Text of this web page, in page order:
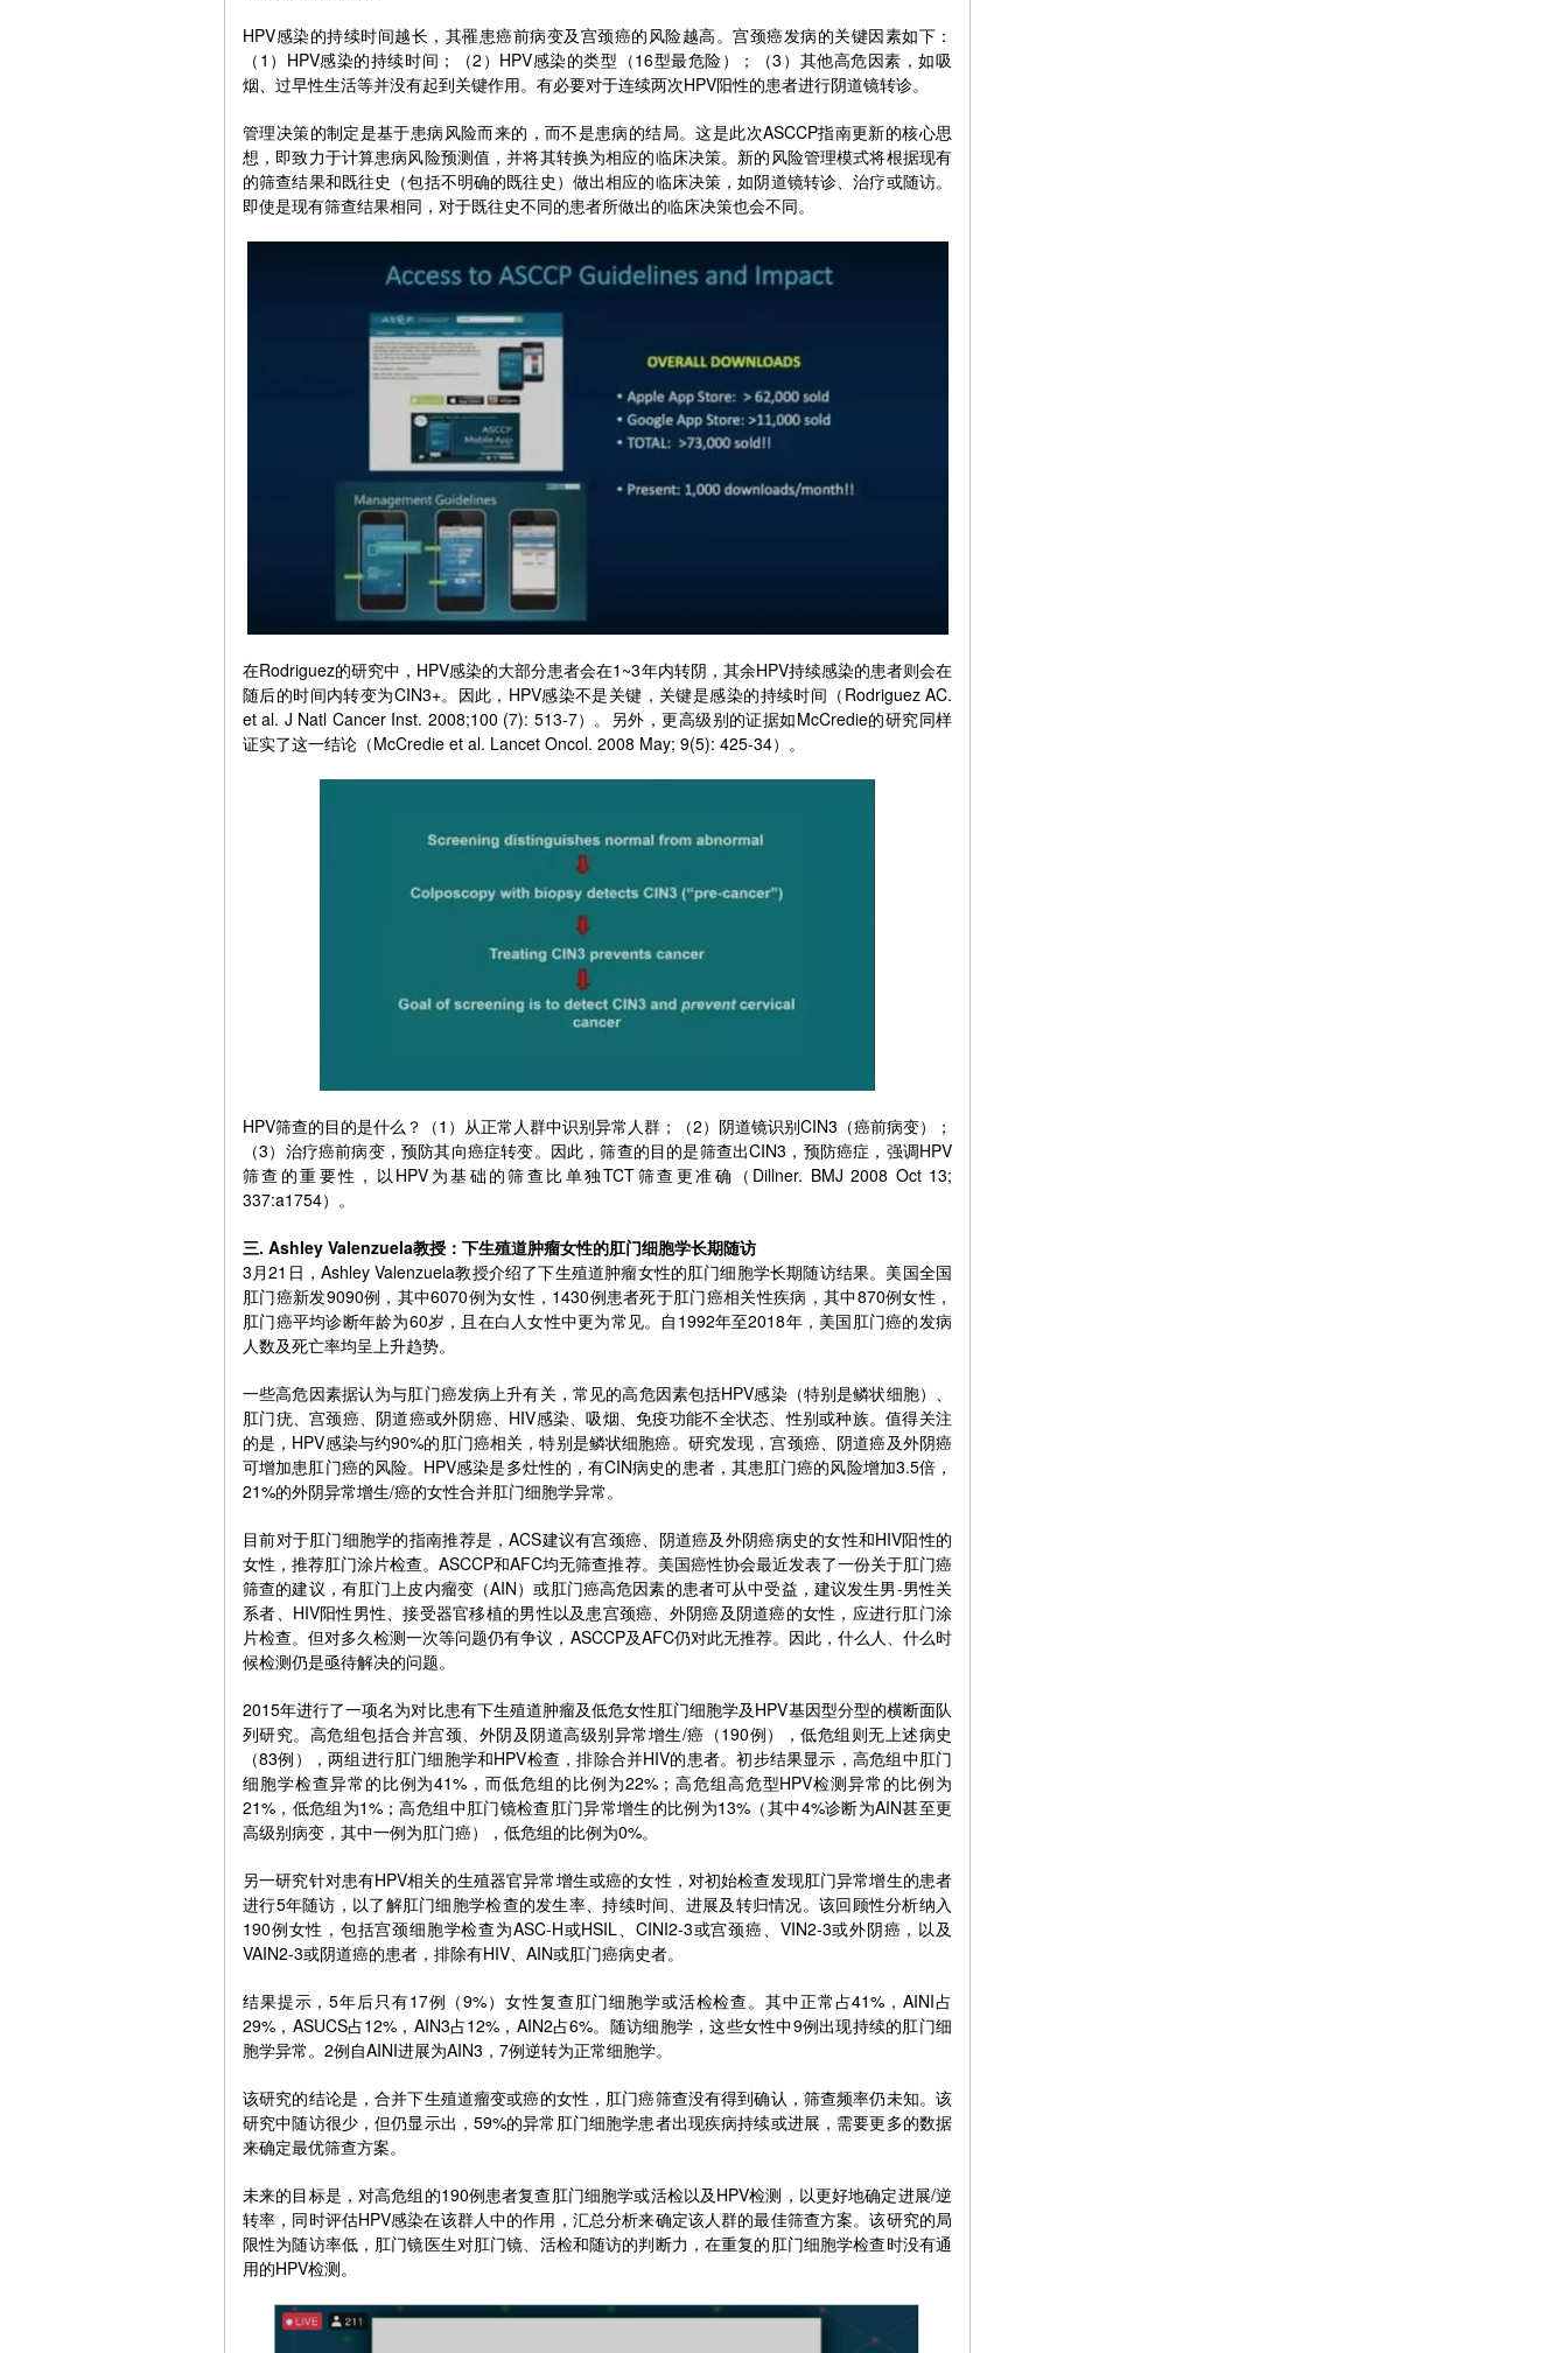
HPV感染的持续时间越长，其罹患癌前病变及宫颈癌的风险越高。宫颈癌发病的关键因素如下：
（1）HPV感染的持续时间；（2）HPV感染的类型（16型最危险）；（3）其他高危因素，如吸
烟、过早性生活等并没有起到关键作用。有必要对于连续两次HPV阳性的患者进行阴道镜转诊。
管理决策的制定是基于患病风险而来的，而不是患病的结局。这是此次ASCCP指南更新的核心思
想，即致力于计算患病风险预测值，并将其转换为相应的临床决策。新的风险管理模式将根据现有
的筛查结果和既往史（包括不明确的既往史）做出相应的临床决策，如阴道镜转诊、治疗或随访。
即使是现有筛查结果相同，对于既往史不同的患者所做出的临床决策也会不同。
在Rodriguez的研究中，HPV感染的大部分患者会在1~3年内转阴，其余HPV持续感染的患者则会在
随后的时间内转变为CIN3+。因此，HPV感染不是关键，关键是感染的持续时间（Rodriguez AC.
et al. J Natl Cancer Inst. 2008;100 (7): 513-7）。另外，更高级别的证据如McCredie的研究同样
证实了这一结论（McCredie et al. Lancet Oncol. 2008 May; 9(5): 425-34）。
HPV筛查的目的是什么？（1）从正常人群中识别异常人群；（2）阴道镜识别CIN3（癌前病变）；
（3）治疗癌前病变，预防其向癌症转变。因此，筛查的目的是筛查出CIN3，预防癌症，强调HPV
筛查的重要性，以HPV为基础的筛查比单独TCT筛查更准确（Dillner. BMJ 2008 Oct 13;
337:a1754）。
三. Ashley Valenzuela教授：下生殖道肿瘤女性的肛门细胞学长期随访
3月21日，Ashley Valenzuela教授介绍了下生殖道肿瘤女性的肛门细胞学长期随访结果。美国全国
肛门癌新发9090例，其中6070例为女性，1430例患者死于肛门癌相关性疾病，其中870例女性，
肛门癌平均诊断年龄为60岁，且在白人女性中更为常见。自1992年至2018年，美国肛门癌的发病
人数及死亡率均呈上升趋势。
一些高危因素据认为与肛门癌发病上升有关，常见的高危因素包括HPV感染（特别是鳞状细胞）、
肛门疣、宫颈癌、阴道癌或外阴癌、HIV感染、吸烟、免疫功能不全状态、性别或种族。值得关注
的是，HPV感染与约90%的肛门癌相关，特别是鳞状细胞癌。研究发现，宫颈癌、阴道癌及外阴癌
可增加患肛门癌的风险。HPV感染是多灶性的，有CIN病史的患者，其患肛门癌的风险增加3.5倍，
21%的外阴异常增生/癌的女性合并肛门细胞学异常。
目前对于肛门细胞学的指南推荐是，ACS建议有宫颈癌、阴道癌及外阴癌病史的女性和HIV阳性的
女性，推荐肛门涂片检查。ASCCP和AFC均无筛查推荐。美国癌性协会最近发表了一份关于肛门癌
筛查的建议，有肛门上皮内瘤变（AIN）或肛门癌高危因素的患者可从中受益，建议发生男-男性关
系者、HIV阳性男性、接受器官移植的男性以及患宫颈癌、外阴癌及阴道癌的女性，应进行肛门涂
片检查。但对多久检测一次等问题仍有争议，ASCCP及AFC仍对此无推荐。因此，什么人、什么时
候检测仍是亟待解决的问题。
2015年进行了一项名为对比患有下生殖道肿瘤及低危女性肛门细胞学及HPV基因型分型的横断面队
列研究。高危组包括合并宫颈、外阴及阴道高级别异常增生/癌（190例），低危组则无上述病史
（83例），两组进行肛门细胞学和HPV检查，排除合并HIV的患者。初步结果显示，高危组中肛门
细胞学检查异常的比例为41%，而低危组的比例为22%；高危组高危型HPV检测异常的比例为
21%，低危组为1%；高危组中肛门镜检查肛门异常增生的比例为13%（其中4%诊断为AIN甚至更
高级别病变，其中一例为肛门癌），低危组的比例为0%。
另一研究针对患有HPV相关的生殖器官异常增生或癌的女性，对初始检查发现肛门异常增生的患者
进行5年随访，以了解肛门细胞学检查的发生率、持续时间、进展及转归情况。该回顾性分析纳入
190例女性，包括宫颈细胞学检查为ASC-H或HSIL、CINI2-3或宫颈癌、VIN2-3或外阴癌，以及
VAIN2-3或阴道癌的患者，排除有HIV、AIN或肛门癌病史者。
结果提示，5年后只有17例（9%）女性复查肛门细胞学或活检检查。其中正常占41%，AINI占
29%，ASUCS占12%，AIN3占12%，AIN2占6%。随访细胞学，这些女性中9例出现持续的肛门细
胞学异常。2例自AINI进展为AIN3，7例逆转为正常细胞学。
该研究的结论是，合并下生殖道瘤变或癌的女性，肛门癌筛查没有得到确认，筛查频率仍未知。该
研究中随访很少，但仍显示出，59%的异常肛门细胞学患者出现疾病持续或进展，需要更多的数据
来确定最优筛查方案。
未来的目标是，对高危组的190例患者复查肛门细胞学或活检以及HPV检测，以更好地确定进展/逆
转率，同时评估HPV感染在该群人中的作用，汇总分析来确定该人群的最佳筛查方案。该研究的局
限性为随访率低，肛门镜医生对肛门镜、活检和随访的判断力，在重复的肛门细胞学检查时没有通
用的HPV检测。